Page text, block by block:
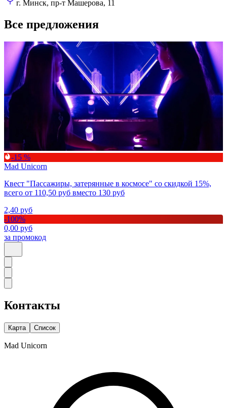
г. Минск, пр-т Машерова, 11
Все предложения
-15 %
Mad Unicorn
Квест "Пассажиры, затерянные в космосе" со скидкой 15%,
всего от 110,50 руб вместо 130 руб
2,40 руб
-100%
0,00 руб
за промокод
Контакты
Карта Список
Mad Unicorn